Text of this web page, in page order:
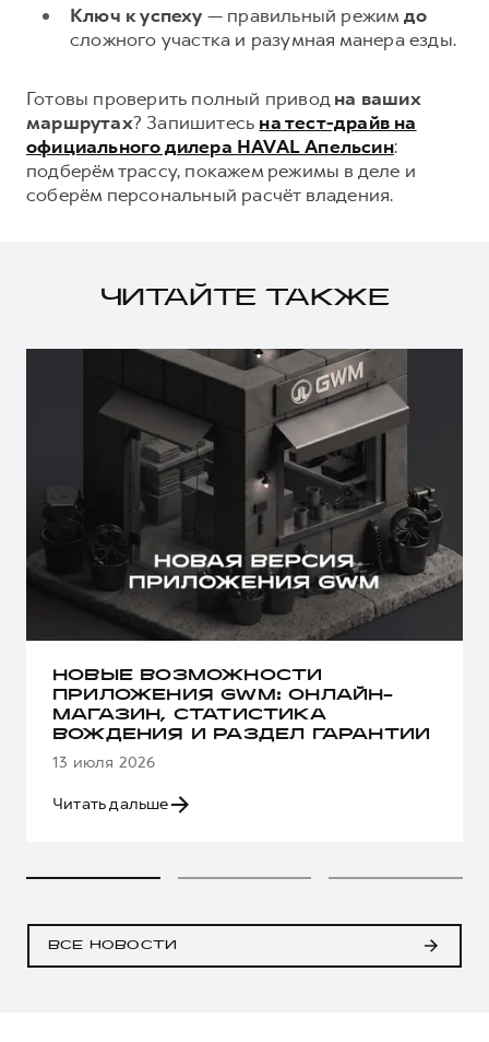
Ключ к успеху — правильный режим до
сложного участка и разумная манера езды.
Готовы проверить полный приводна ваших
маршрутах? Запишитесь на тест-драйв на
официального дилера HAVAL Апельсин:
подберём трассу, покажем режимы в деле и
соберём персональный расчёт владения.
ЧИТАЙТЕ ТАКЖЕ
НОВЫЕ ВОЗМОЖНОСТИ
ПРИЛОЖЕНИЯ GWM: ОНЛАЙН-
МАГАЗИН, СТАТИСТИКА
ВОЖДЕНИЯ И РАЗДЕЛ ГАРАНТИИ
13 июля 2026
Читать дальше
ВСЕ НОВОСТИ